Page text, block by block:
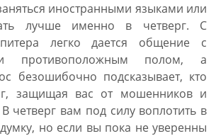
иностранными языками или
лучше именно в четверг. С
легко дается общение с
и противоположным полом, а
безошибочно подсказывает, кто
защищая вас от мошенников и
четверг вам под силу воплотить в
но если вы пока не уверенны